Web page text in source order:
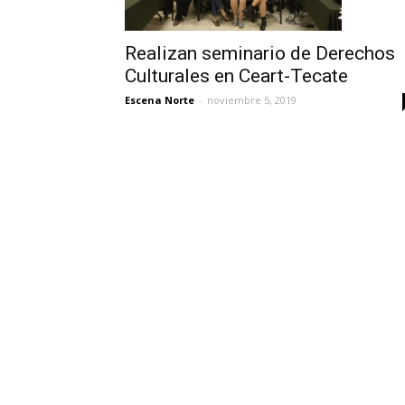
Realizan seminario de Derechos
Culturales en Ceart-Tecate
Escena Norte - noviembre 5, 2019